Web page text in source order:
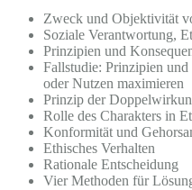
Zweck und Objektivität
Soziale Verantwortung,
Prinzipien und
Fallstudie: Prinzipien und
oder Nutzen maximieren
Prinzip der
Rolle des Charakters in
Konformität und
Ethisches Verhalten
Rationale Entscheidung
Vier Methoden für